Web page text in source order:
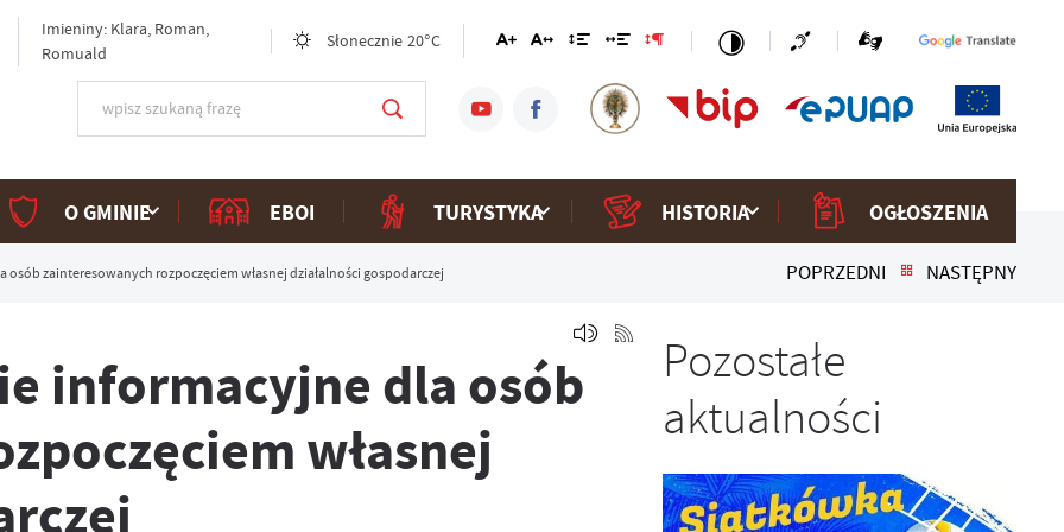
Imieniny: Klara, Roman,
Romuald
Słonecznie 20°C
O GMINIE EBOI TURYSTYKA HISTORIA OGŁOSZENIA
zainteresowanych rozpoczęciem własnej działalności gospodarczej POPRZEDNI NASTĘPNY
informacyjne dla osób
własnej
Pozostałe
aktualności